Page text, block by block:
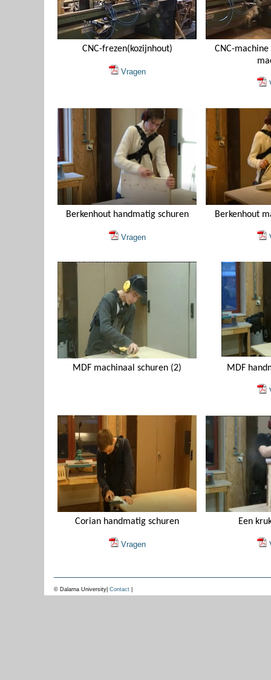
CNC-frezen(kozijnhout)
Vragen
CNC-
Berkenhout handmatig schuren
Vragen
Berkenhout
MDF machinaal schuren (2) MDF
Corian handmatig schuren
Vragen
Een
© Dalarna University| Contact|